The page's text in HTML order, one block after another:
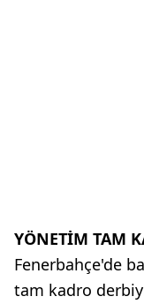
YÖNETİM TAM
Fenerbahçe'de
tam kadro